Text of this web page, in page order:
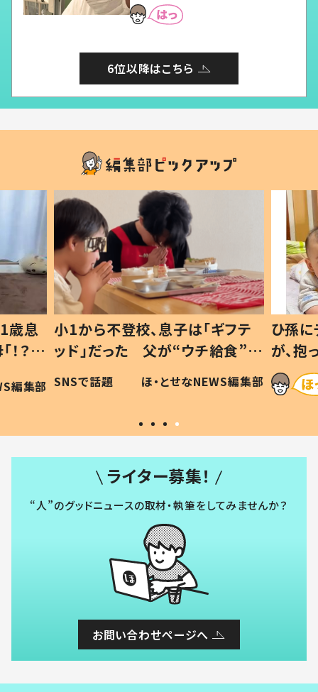
6位以降はこちら
歳息
？」
編集部
小1から不登校、息子は「ギフテ
ッド」だった 父が“ウチ給食”を
作り続ける理由とは #令和の親
#令和の子
SNSで話題 ほ・とせなNEWS編集部
ひ孫
が、
「涙が
い」
ライター募集！
“人”のグッドニュースの取材・執筆をしてみませんか？
お問い合わせページへ